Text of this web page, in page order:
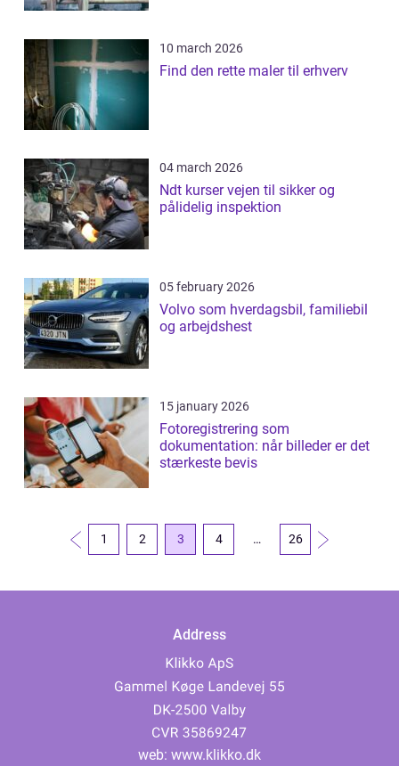
10 march 2026
Find den rette maler til erhverv
04 march 2026
Ndt kurser vejen til sikker og
pålidelig inspektion
05 february 2026
Volvo som hverdagsbil, familiebil
og arbejdshest
15 january 2026
Fotoregistrering som
dokumentation: når billeder er det
stærkeste bevis
1 2 3 4 … 26
Address
web: www.klikko.dk